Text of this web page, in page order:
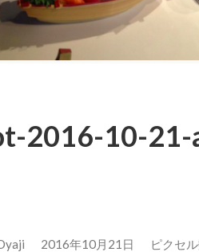
2016-10-
2016年10月21日 ピクセ